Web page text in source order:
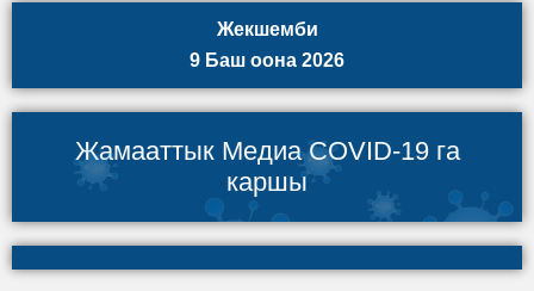
Жекшемби
9 Баш оона 2026
Жамааттык Медиа COVID-19 га
каршы